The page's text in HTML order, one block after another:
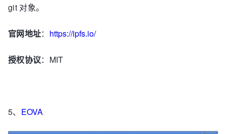
git 对象。
官网地址： https://ipfs.io/
授权协议：MIT
5、 EOVA